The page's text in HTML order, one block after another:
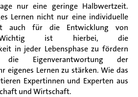
nur eine geringe Halbwertzeit.
Lernen nicht nur eine individuelle
auch für die Entwicklung von
Wichtig ist hierbei, die
in jeder Lebensphase zu fördern
Eigenverantwortung der
eigenes Lernen zu stärken. Wie das
Expertinnen und Experten aus
und Wirtschaft.